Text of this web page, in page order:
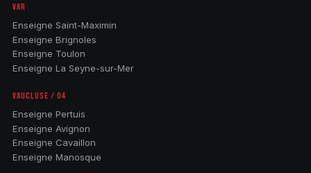
VAR
Enseigne Saint-Maximin
Enseigne Brignoles
Enseigne Toulon
Enseigne La Seyne-sur-Mer
VAUCLUSE / 04
Enseigne Pertuis
Enseigne Avignon
Enseigne Cavaillon
Enseigne Manosque